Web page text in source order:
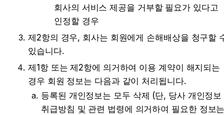
회사의 서비스 제공을 거부할 필요가 있다고
인정할 경우
제2항의 경우, 회사는 회원에게 손해배상을 청구할
있습니다.
제1항 또는 제2항에 의거하여 이용 계약이 해지되는
경우 회원 정보는 다음과 같이 처리됩니다.
등록된 개인정보는 모두 삭제 (단, 당사 개인정보
취급방침 및 관련 법령에 의거하여 필요한 정보